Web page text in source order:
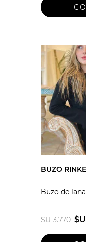
BUZO
Buzo de
Fabricado
$U 3.770